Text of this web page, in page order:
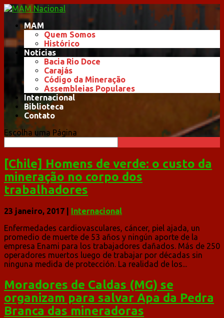
MAM
Quem Somos
Histórico
Notícias
Bacia Rio Doce
Carajás
Código da Mineração
Assembleias Populares
Internacional
Biblioteca
Contato
Escolha uma Página
[Chile] Homens de verde: o custo da
mineração no corpo dos
trabalhadores
23 janeiro, 2017
Internacional
Enfermedades cardiovasculares, cáncer, piel ajada, un
promedio de muerte de 53 años y ningún aporte de la
empresa Enami para los trabajadores dañados. Más de 250
operadores muertos luego de trabajar por décadas sin
ninguna medida de protección. La realidad de los...
Moradores de Caldas (MG) se
organizam para salvar Apa da Pedra
Branca das mineradoras